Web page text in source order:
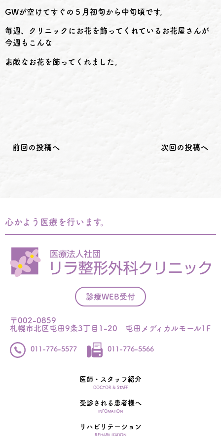
GWが空けてすぐの ５月初旬から中旬頃です。
毎週、クリニックにお花を飾ってくれているお花屋さんが
今週もこんな
素敵な お花を飾ってくれました
前回の投稿へ 次回の投稿へ
心かよう医療を行います。
診療WEB受付
〒002-0859
札幌市北区屯田9条3丁目1-20 屯田メディカルモール1F
011-776-5577 011-776-5566
医師・スタッフ紹介
DOCTOR & STAFF
受診される患者様へ
INFOMATION
リハビリテーション
REHABILITATION